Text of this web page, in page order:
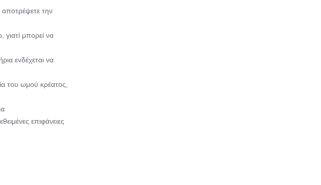
αποτρέψετε την
μπορεί να
ενδέχεται να
του ωμού κρέατος,
επιφάνειες